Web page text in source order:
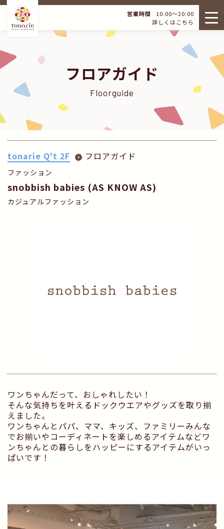
営業時間
10:00～20:00
詳しくはこちら
フロアガイド
Floorguide
tonarie Q't 2F フロアガイド
ファッション
snobbish babies (AS KNOW AS)
カジュアルファッション
ワンちゃんだって、おしゃれしたい！
そんな気持ちを叶えるドックウエアやグッズを取り揃
えました。
ワンちゃんとパパ、ママ、キッズ、ファミリーみんな
でお揃いやコーディネートを楽しめるアイテムなどワ
ンちゃんとの暮らしをハッピーにするアイテムがいっ
ぱいです！